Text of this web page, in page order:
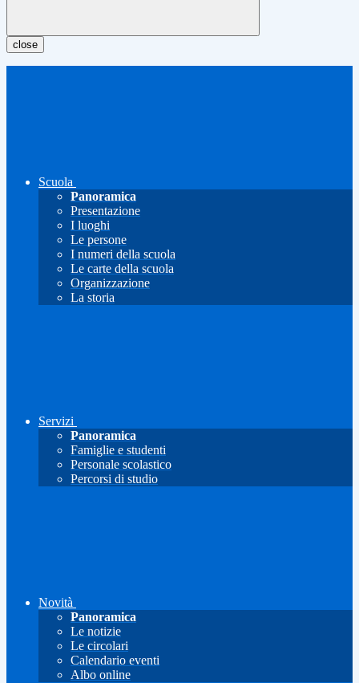
close
Scuola
Panoramica
Presentazione
I luoghi
Le persone
I numeri della scuola
Le carte della scuola
Organizzazione
La storia
Servizi
Panoramica
Famiglie e studenti
Personale scolastico
Percorsi di studio
Novità
Panoramica
Le notizie
Le circolari
Calendario eventi
Albo online